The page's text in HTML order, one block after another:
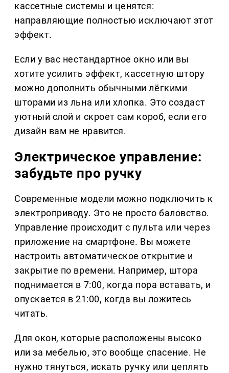
кассетные системы и ценятся:
направляющие полностью исключают этот
эффект.
Если у вас нестандартное окно или вы
хотите усилить эффект, кассетную штору
можно дополнить обычными лёгкими
шторами из льна или хлопка. Это создаст
уютный слой и скроет сам короб, если его
дизайн вам не нравится.
Электрическое управление:
забудьте про ручку
Современные модели можно подключить к
электроприводу. Это не просто баловство.
Управление происходит с пульта или через
приложение на смартфоне. Вы можете
настроить автоматическое открытие и
закрытие по времени. Например, штора
поднимается в 7:00, когда пора вставать, и
опускается в 21:00, когда вы ложитесь
читать.
Для окон, которые расположены высоко
или за мебелью, это вообще спасение. Не
нужно тянуться, искать ручку или цеплять